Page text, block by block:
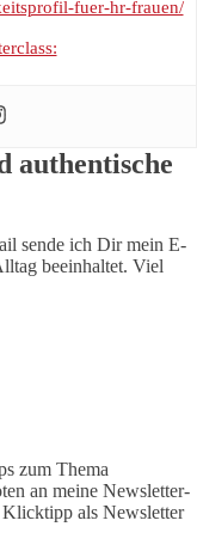
fuer-hr-frauen/
authentische
sende ich Dir mein E-
beeinhaltet. Viel
zum Thema
an meine Newsletter-
als Newsletter